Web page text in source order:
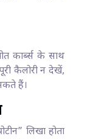
कार्ब्स के साथ
कैलोरी न देखें,
हैं।
लिखा होता